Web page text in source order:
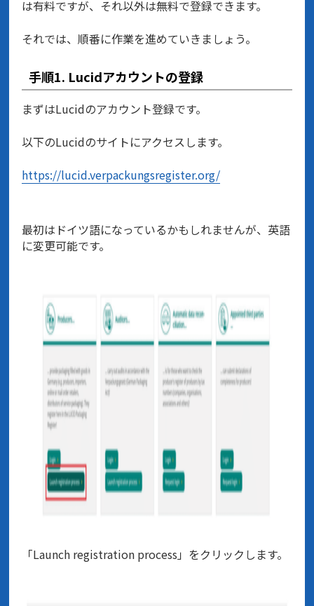
は有料ですが、それ以外は無料で登録できます。
それでは、順番に作業を進めていきましょう。
手順1. Lucidアカウントの登録
まずはLucidのアカウント登録です。
以下のLucidのサイトにアクセスします。
https://lucid.verpackungsregister.org/
最初はドイツ語になっているかもしれませんが、英語
に変更可能です。
「Launch registration process」をクリックします。